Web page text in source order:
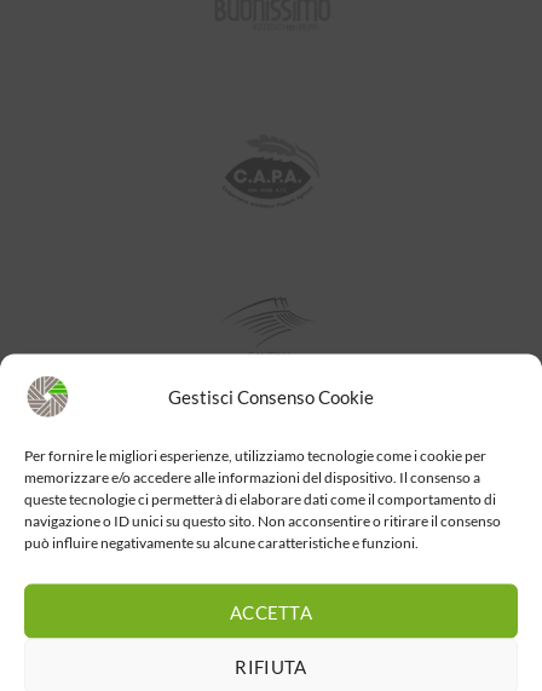
Gestisci Consenso Cookie
Per fornire le migliori esperienze, utilizziamo tecnologie come i cookie per
memorizzare e/o accedere alle informazioni del dispositivo. Il consenso a
queste tecnologie ci permetterà di elaborare dati come il comportamento di
navigazione o ID unici su questo sito. Non acconsentire o ritirare il consenso
può influire negativamente su alcune caratteristiche e funzioni.
ACCETTA
RIFIUTA